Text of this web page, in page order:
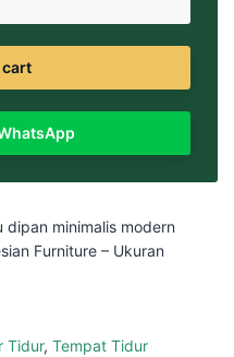
minimalis modern
Furniture – Ukuran
Tidur, Tempat Tidur